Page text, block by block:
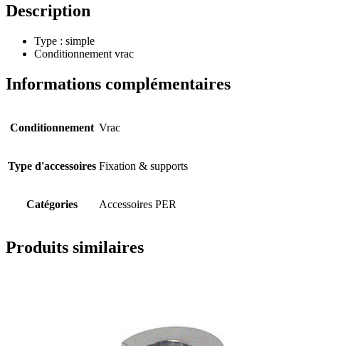
Description
Type : simple
Conditionnement vrac
Informations complémentaires
Conditionnement Vrac
Type d'accessoires Fixation & supports
Catégories Accessoires PER
Produits similaires